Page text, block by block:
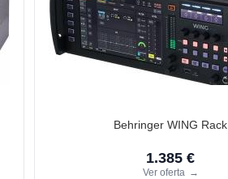
Behringer WING Rack
1.385 €
Ver oferta →